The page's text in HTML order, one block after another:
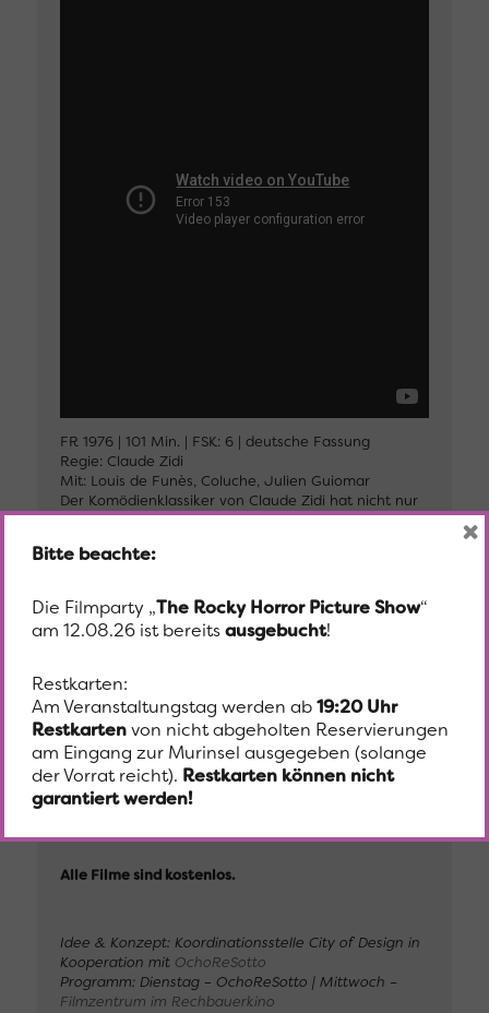
FR 1976 | 101 Min. | FSK: 6 | deutsche Fassung
Regie: Claude Zidi
Mit: Louis de Funès, Coluche, Julien Guiomar
Der Komödienklassiker von Claude Zidi hat nicht nur
Klamauk zu bieten, sondern auch „Bissiges“ über die
Gourmet und Restaurantkritiker, der gegen Plastik-
skandalösen Fehlleistungen der Lebensmittelindustrie
liefert.
Summer Movies – Zeitgenössische Filme, Visuals und
Klassiker präsentiert von OchoReSotto und dem
Filmzentrum im Rechbauerkino. Vor einzelnen
Vorstellungen gibt es Hintergrundinfos und
Anekdoten zum Film. Bei Schlechtwetter werden die
Filme im Murinsel Café gezeigt.
Alle Filme sind kostenlos.
Idee & Konzept: Koordinationsstelle City of Design in
Kooperation mit OchoReSotto
Programm: Dienstag – OchoReSotto | Mittwoch –
Filmzentrum im Rechbauerkino
Bitte beachte:
Die Filmparty „The Rocky Horror Picture Show“
am 12.08.26 ist bereitsausgebucht!
Restkarten:
Am Veranstaltungstag werden ab19:20 Uhr
Restkartenvon nicht abgeholten Reservierungen
am Eingang zur Murinsel ausgegeben (solange
der Vorrat reicht). Restkarten können nicht
garantiert werden!
×